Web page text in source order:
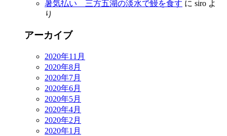
暑気払い 三方五湖の淡水で鰻を食す に siro よ
り
アーカイブ
2020年11月
2020年8月
2020年7月
2020年6月
2020年5月
2020年4月
2020年2月
2020年1月